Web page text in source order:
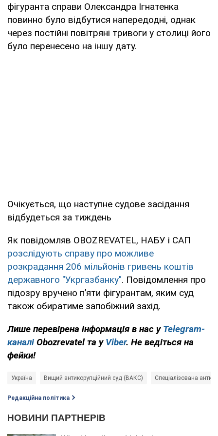
фігуранта справи Олександра Ігнатенка
повинно було відбутися напередодні, однак
через постійні повітряні тривоги у столиці його
було перенесено на іншу дату.
Очікується, що наступне судове засідання
відбудеться за тиждень
Як повідомляв OBOZREVATEL, НАБУ і САП
розслідують справу про можливе
розкрадання 206 мільйонів гривень коштів
державного "Укргазбанку". Повідомлення про
підозру вручено п’яти фігурантам, яким суд
також обиратиме запобіжний захід.
Лише перевірена інформація в нас у Telegram-
каналі Obozrevatel та у Viber. Не ведіться на
фейки!
Україна Вищий антикорупційний суд (ВАКС) Спеціалізована
Редакційна політика